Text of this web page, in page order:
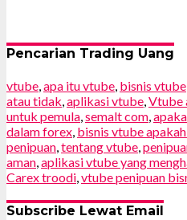
Pencarian Trading Uang
vtube,apa itu vtube, bisnis vtube
atau tidak,aplikasi vtube,Vtube
untuk pemula,semalt com,
dalam forex, bisnis vtube
penipuan,tentang vtube,
aman,aplikasi vtube yang
Carex troodi,vtube penipuan
Subscribe Lewat Email